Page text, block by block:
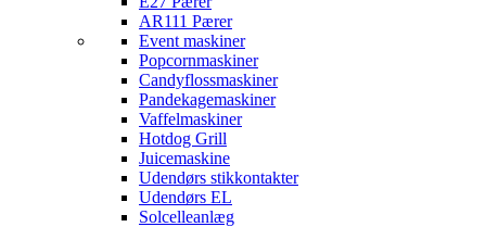
AR111 Pærer
Event maskiner
Popcornmaskiner
Candyflossmaskiner
Pandekagemaskiner
Vaffelmaskiner
Hotdog Grill
Juicemaskine
Udendørs stikkontakter
Udendørs EL
Solcelleanlæg